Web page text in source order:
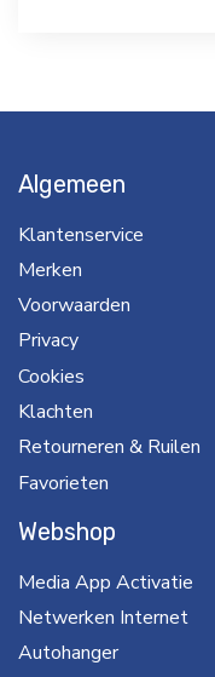
Algemeen
Klantenservice
Merken
Voorwaarden
Privacy
Cookies
Klachten
Retourneren & Ruilen
Favorieten
Webshop
Media App Activatie
Netwerken Internet
Autohanger